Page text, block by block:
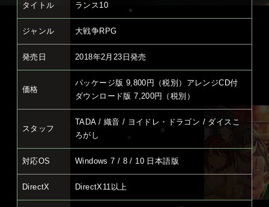
タイトル ランス10
ジャンル 大戦争RPG
発売日 2018年2月23日発売
価格
パッケージ版 9,800円（税別）アレンジCD付
ダウンロード版 7,200円（税別）
スタッフ
TADA / 織音 / ヨイドレ・ドラゴン / ダイスこ
ろがし
対応OS Windows 7 / 8 / 10 日本語版
DirectX DirectX11以上